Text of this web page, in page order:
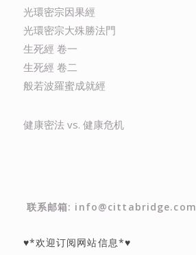
光環密宗因果經
光環密宗大殊勝法門
生死經 卷一
生死經 卷二
般若波羅蜜成就經
健康密法 vs. 健康危机
联系邮箱: info@cittabridge.com
♥*欢迎订阅网站信息*♥